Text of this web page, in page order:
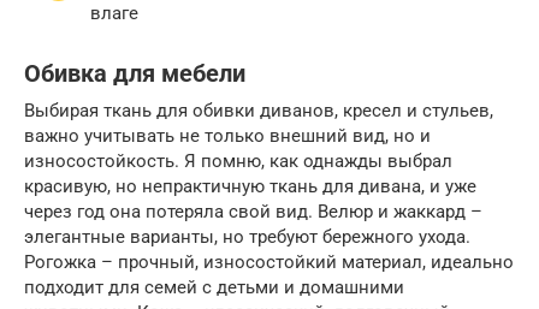
влаге
Обивка для мебели
Выбирая ткань для обивки диванов, кресел и стульев,
важно учитывать не только внешний вид, но и
износостойкость. Я помню, как однажды выбрал
красивую, но непрактичную ткань для дивана, и уже
через год она потеряла свой вид. Велюр и жаккард –
элегантные варианты, но требуют бережного ухода.
Рогожка – прочный, износостойкий материал, идеально
подходит для семей с детьми и домашними